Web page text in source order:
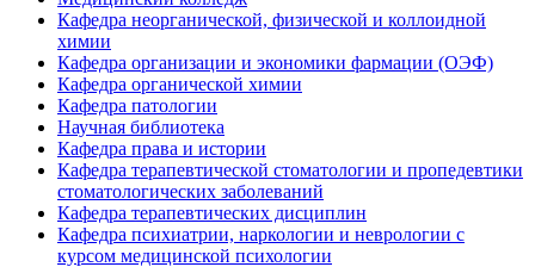
Кафедра неорганической, физической и коллоидной
химии
Кафедра организации и экономики фармации (ОЭФ)
Кафедра органической химии
Кафедра патологии
Научная библиотека
Кафедра права и истории
Кафедра терапевтической стоматологии и пропедевтики
стоматологических заболеваний
Кафедра терапевтических дисциплин
Кафедра психиатрии, наркологии и неврологии с
курсом медицинской психологии